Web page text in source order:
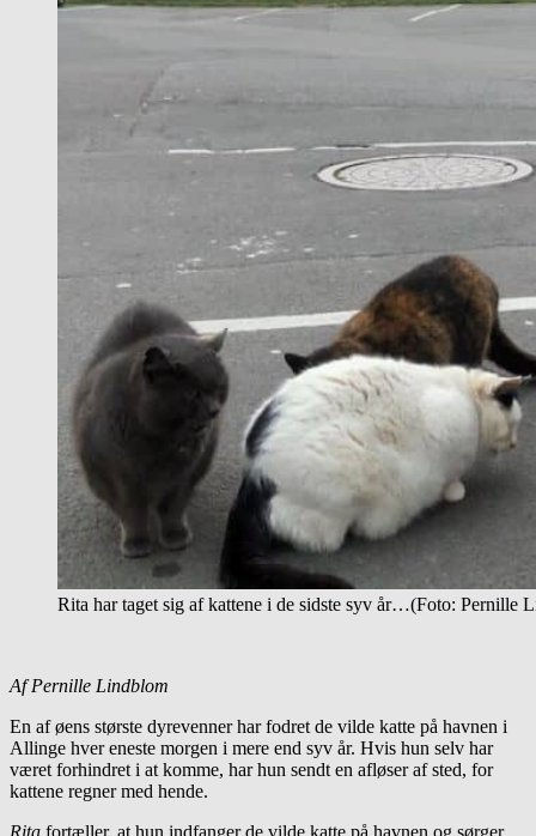
Rita har taget sig af kattene i de sidste syv år…(Foto: Pernille
Af Pernille Lindblom
En af øens største dyrevenner har fodret de vilde katte på havnen i
Allinge hver eneste morgen i mere end syv år. Hvis hun selv har
været forhindret i at komme, har hun sendt en afløser af sted, for
kattene regner med hende.